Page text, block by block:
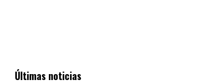
Últimas noticias